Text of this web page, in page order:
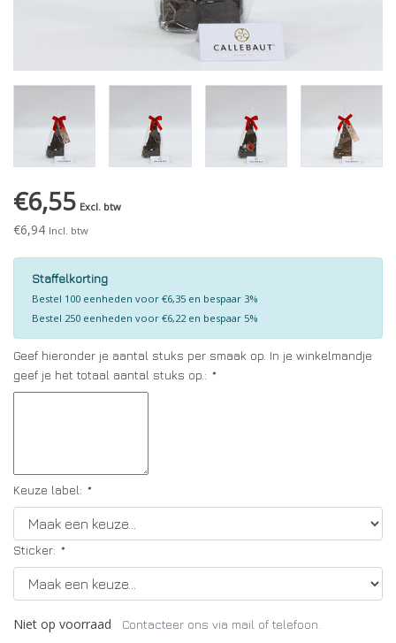
€6,55 Excl. btw
€6,94 Incl. btw
Staffelkorting
Bestel 100 eenheden voor €6,35 en bespaar 3%
Bestel 250 eenheden voor €6,22 en bespaar 5%
Geef hieronder je aantal stuks per smaak op. In je winkelmandje
geef je het totaal aantal stuks op.: *
Keuze label: *
Sticker: *
Niet op voorraad Contacteer ons via mail of telefoon.